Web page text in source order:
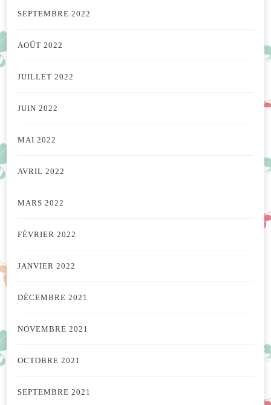
SEPTEMBRE 2022
AOÛT 2022
JUILLET 2022
JUIN 2022
MAI 2022
AVRIL 2022
MARS 2022
FÉVRIER 2022
JANVIER 2022
DÉCEMBRE 2021
NOVEMBRE 2021
OCTOBRE 2021
SEPTEMBRE 2021